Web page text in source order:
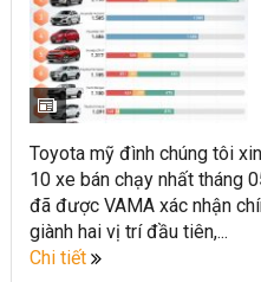
Những dòng xe của Toyota
Việt Nam?
Toyota Việt Nam chính thức
Land cruiser 2022 phiên bản mới
Toyota Raize phân khúc
phá
“Bật mí” những thay đổi của
Toyota mỹ đình chúng tôi
10 xe bán chạy nhất tháng
đã được VAMA xác nhận
giành hai vị trí đầu tiên,...
Chi tiết